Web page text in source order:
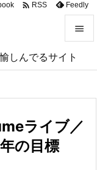
しんでるサイト


サイド

前へ
 RSS Feedly
ライブ／
の目標